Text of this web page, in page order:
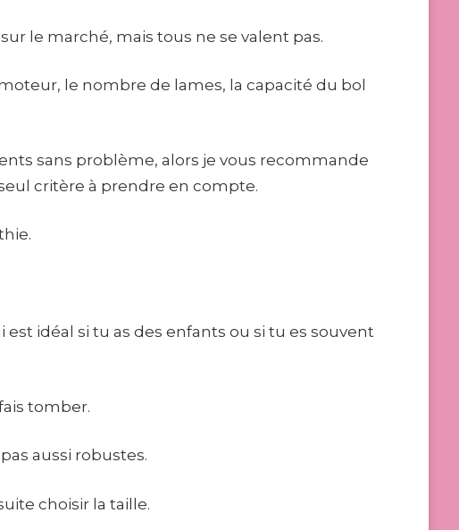
le marché, mais tous ne se valent pas.
le nombre de lames, la capacité du bol
sans problème, alors je vous recommande
critère à prendre en compte.
idéal si tu as des enfants ou si tu es souvent
tomber.
aussi robustes.
choisir la taille.